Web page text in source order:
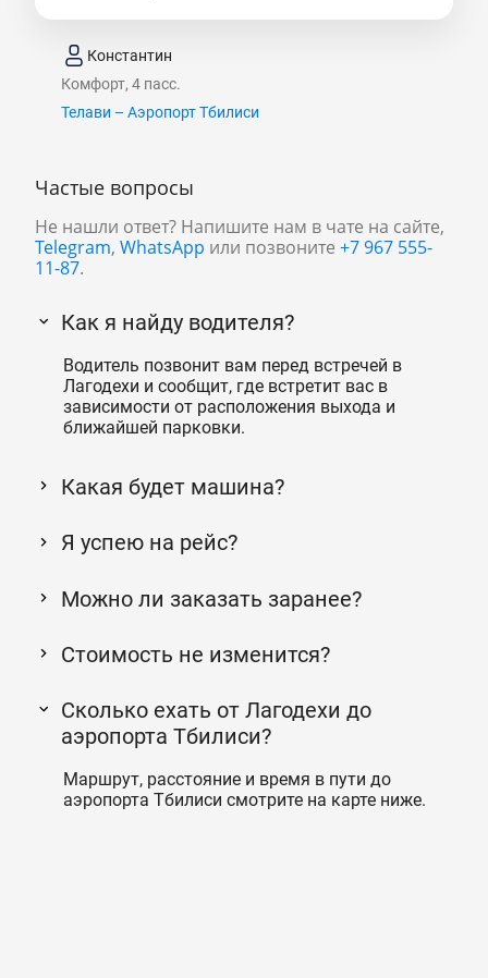
Константин
Комфорт, 4 пасс.
Телави – Аэропорт Тбилиси
Частые вопросы
Не нашли ответ? Напишите нам в чате на сайте,
Telegram, WhatsApp или позвоните +7 967 555-
11-87.
Как я найду водителя?
Водитель позвонит вам перед встречей в
Лагодехи и сообщит, где встретит вас в
зависимости от расположения выхода и
ближайшей парковки.
Какая будет машина?
Я успею на рейс?
Можно ли заказать заранее?
Стоимость не изменится?
Сколько ехать от Лагодехи до
аэропорта Тбилиси?
Маршрут, расстояние и время в пути до
аэропорта Тбилиси смотрите на карте ниже.